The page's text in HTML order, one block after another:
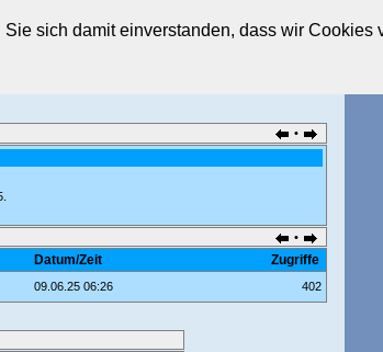
sich damit einverstanden, dass wir Cookies
•
•
Datum/Zeit Zugriffe
09.06.25 06:26 402